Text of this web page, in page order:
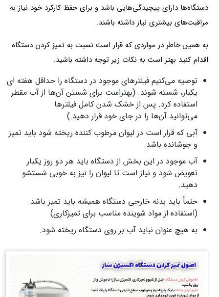
دستگاه‌ها دارای پیچیدگی‌‌هایی باشد و برای حفظ کارکرد خود نیاز به
مراقبت‌‌های بیشتری نیاز داشته باشند.
به همین خاطر در مواردی که قرار است نسبت به تمیز کردن دستگاه
اقدام کنید بهتر است به نکات زیر توجه داشته باشید.
توصیه می‌کنیم فیلترهای موجود در دستگاه را حداقل هفته‌ ای
یکبار، شسته شوند. (بهتراست برای شستن آن‌‌ها از آب مقطر
استفاده کرد. پس از خشک شدن کامل فیلترها
می‌توانید آن‌‌ها را در جای خود قرار دهید.)
آبی که قرار است در لیوان مرطوب‌ کننده ریخته شود باید تمیز
و جوشانده باشد.
آب موجود در این بخش از دستگاه باید هر دو روز یکبار
تعویض شود و نیاز است تا لیوان را نیز به‌ خوبی شستشو
دهید.
حتماً باید بدنه‌ خارجی دستگاه همیشه باید تمیز باشد.
(استفاده از مواد شوینده مناسب برای تمیزکاری)
به هیچ عنوان نباید آب بر روی دستگاه ریخته شود.